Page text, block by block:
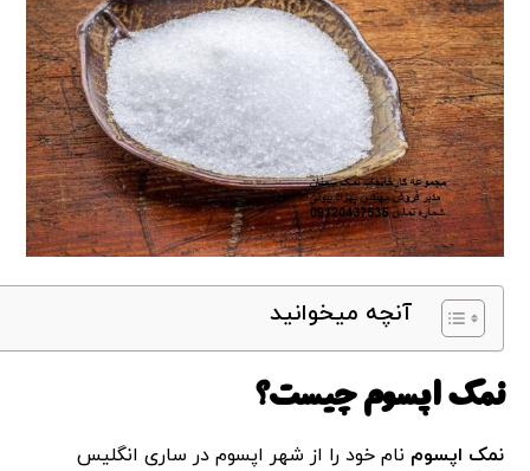
آنچه میخوانید
نمک اپسوم چیست؟
نمک اپسوم نام خود را از شهر اپسوم در ساری انگلیس